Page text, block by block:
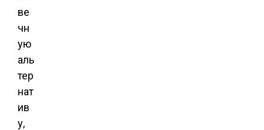
ве
чн
ую
аль
тер
нат
ив
у,